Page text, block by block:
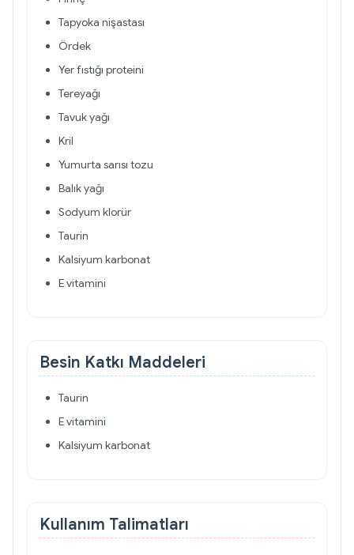
Tapyoka nişastası
Ördek
Yer fıstığı proteini
Tereyağı
Tavuk yağı
Kril
Yumurta sarısı tozu
Balık yağı
Sodyum klorür
Taurin
Kalsiyum karbonat
E vitamini
Besin Katkı Maddeleri
Taurin
E vitamini
Kalsiyum karbonat
Kullanım Talimatları